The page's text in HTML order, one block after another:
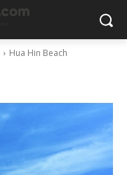
Hua Hin Beach